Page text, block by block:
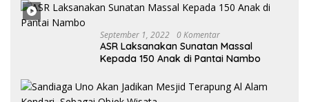
September 1, 2022 0 Komentar
ASR Laksanakan Sunatan Massal
Kepada 150 Anak di Pantai Nambo